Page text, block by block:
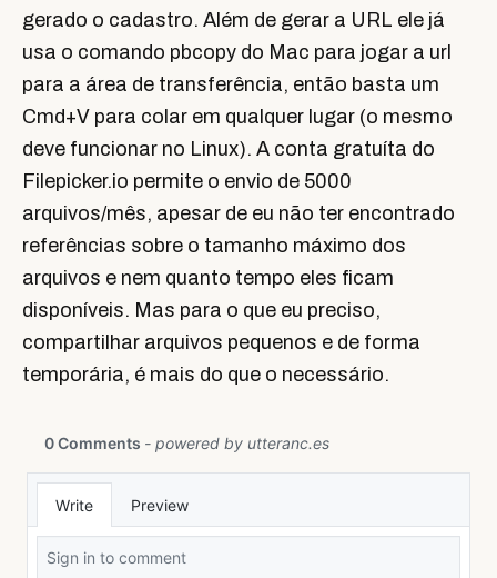
gerado o cadastro. Além de gerar a URL ele já
usa o comando pbcopy do Mac para jogar a url
para a área de transferência, então basta um
Cmd+V para colar em qualquer lugar (o mesmo
deve funcionar no Linux). A conta gratuíta do
Filepicker.io permite o envio de 5000
arquivos/mês, apesar de eu não ter encontrado
referências sobre o tamanho máximo dos
arquivos e nem quanto tempo eles ficam
disponíveis. Mas para o que eu preciso,
compartilhar arquivos pequenos e de forma
temporária, é mais do que o necessário.